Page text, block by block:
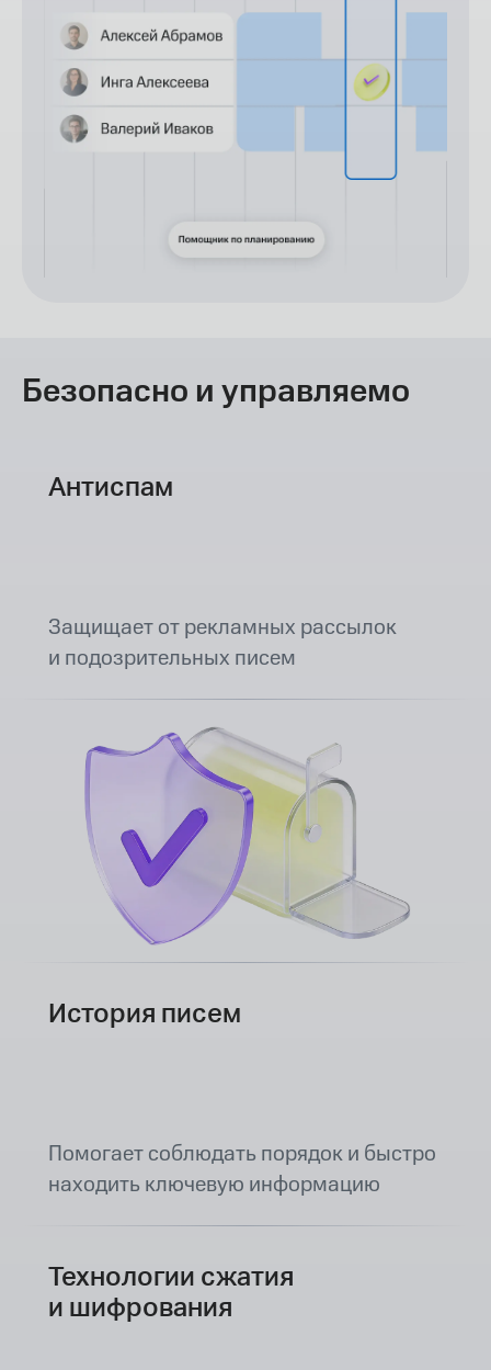
Безопасно и управляемо
Антиспам
Защищает от рекламных рассылок
и подозрительных писем
История писем
Помогает соблюдать порядок и быстро
находить ключевую информацию
Технологии сжатия
и шифрования